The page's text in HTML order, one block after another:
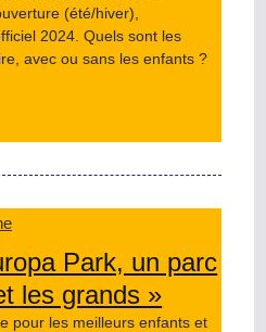
(été/hiver),
2024. Quels sont les
avec ou sans les enfants ?
Park, un parc
les grands »
pour les meilleurs enfants et